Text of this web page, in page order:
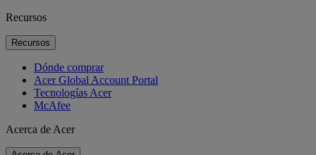
Recursos
Recursos
Dónde comprar
Acer Global Account Portal
Tecnologías Acer
McAfee
Acerca de Acer